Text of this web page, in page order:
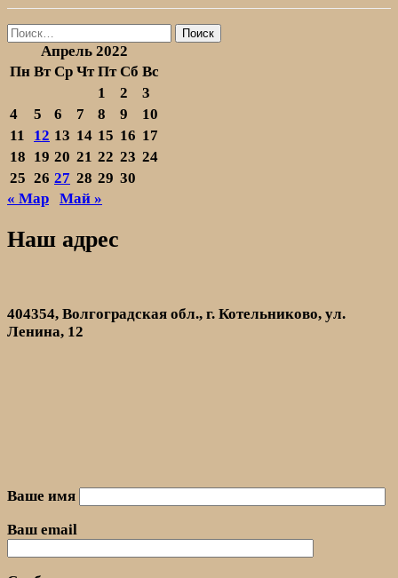
Найти:
Апрель 2022
Пн Вт Ср Чт Пт Сб Вс
1
2
3
4
5 6 7 8 9
10
11
12 13 14 15 16 17
18 19 20 21 22 23 24
25 26 27 28 29 30
« Мар
Май »
Наш адрес
404354, Волгоградская обл., г. Котельниково, ул.
Ленина, 12
Ваше имя
Ваш email